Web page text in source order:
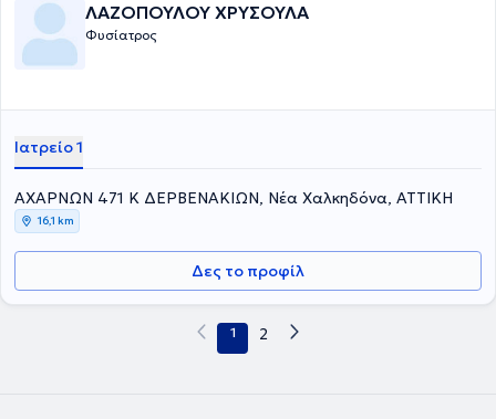
ΛΑΖΟΠΟΥΛΟΥ ΧΡΥΣΟΥΛΑ
Φυσίατρος
Ιατρείο 1
ΑΧΑΡΝΩΝ 471 Κ ΔΕΡΒΕΝΑΚΙΩΝ, Νέα Χαλκηδόνα, ΑΤΤΙΚΗ
16,1 km
Δες το προφίλ
1 2